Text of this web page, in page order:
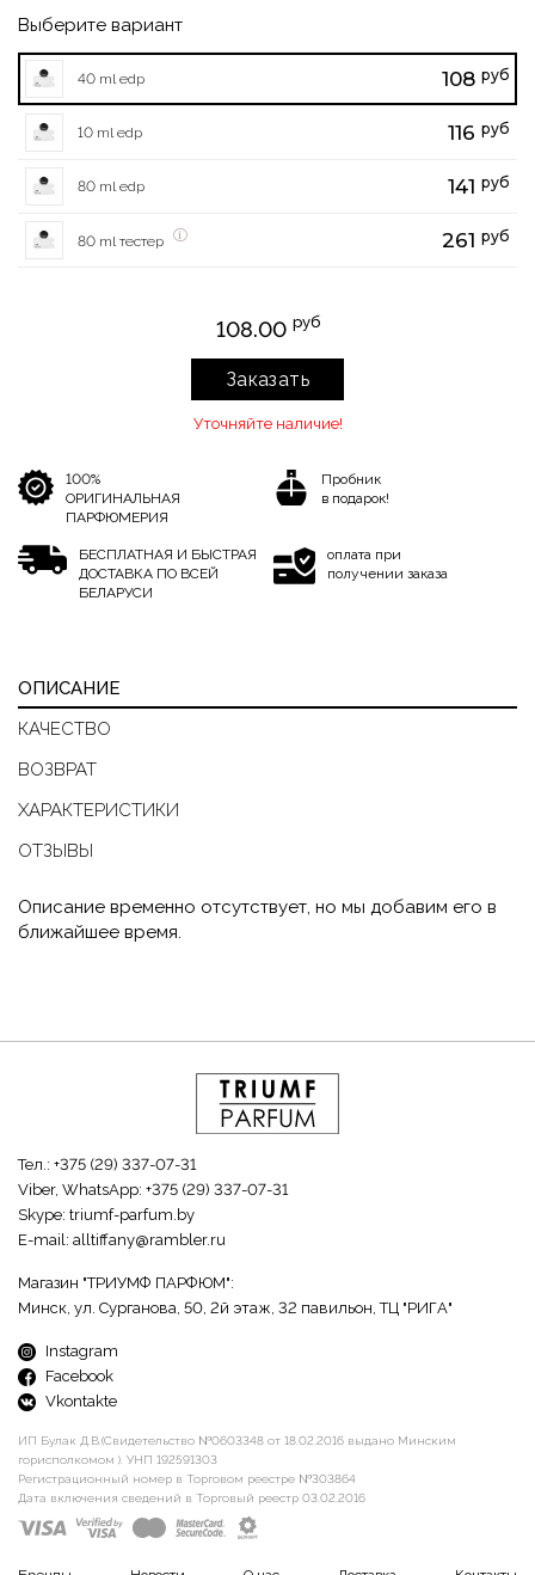
Выберите вариант
40 ml edp 108 руб
10 ml edp 116 руб
80 ml edp 141 руб
80 ml тестер 261 руб
108.00 руб
Заказать
Уточняйте наличие!
100%
ОРИГИНАЛЬНАЯ
ПАРФЮМЕРИЯ
Пробник
в подарок!
БЕСПЛАТНАЯ И БЫСТРАЯ
ДОСТАВКА ПО ВСЕЙ
БЕЛАРУСИ
оплата при
получении заказа
ОПИСАНИЕ
КАЧЕСТВО
ВОЗВРАТ
ХАРАКТЕРИСТИКИ
ОТЗЫВЫ
Описание временно отсутствует, но мы добавим его в
ближайшее время.
Тел.: +375 (29) 337-07-31
Viber, WhatsApp: +375 (29) 337-07-31
Skype: triumf-parfum.by
E-mail: alltiffany@rambler.ru
Магазин "ТРИУМФ ПАРФЮМ":
Минск, ул. Сурганова, 50, 2й этаж, 32 павильон, ТЦ "РИГА"
Instagram
Facebook
Vkontakte
ИП Булак Д.В.(Свидетельство №0603348 от 18.02.2016 выдано Минским
горисполкомом ). УНП 192591303
Регистрационный номер в Торговом реестре №303864
Дата включения сведений в Торговый реестр 03.02.2016